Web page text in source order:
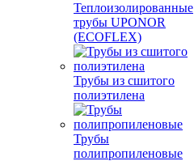
Теплоизолированные
трубы UPONOR
(ECOFLEX)
Трубы из сшитого
полиэтилена
Трубы
полипропиленовые